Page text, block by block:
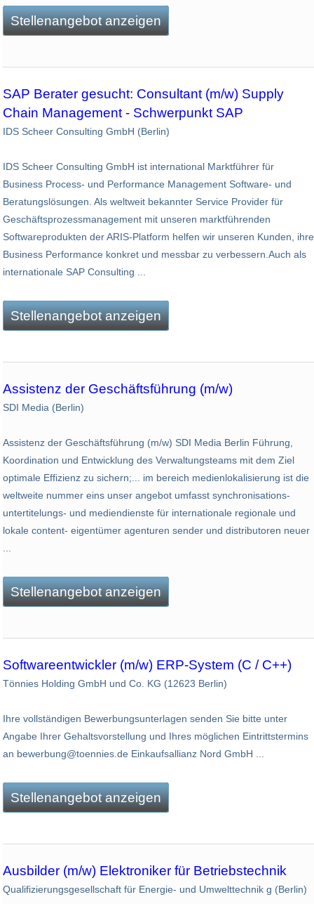
Stellenangebot anzeigen
SAP Berater gesucht: Consultant (m/w) Supply
Chain Management - Schwerpunkt SAP
IDS Scheer Consulting GmbH (Berlin)
IDS Scheer Consulting GmbH ist international Marktführer für
Business Process- und Performance Management Software- und
Beratungslösungen. Als weltweit bekannter Service Provider für
Geschäftsprozessmanagement mit unseren marktführenden
Softwareprodukten der ARIS-Platform helfen wir unseren Kunden, ihre
Business Performance konkret und messbar zu verbessern.Auch als
internationale SAP Consulting ...
Stellenangebot anzeigen
Assistenz der Geschäftsführung (m/w)
SDI Media (Berlin)
Assistenz der Geschäftsführung (m/w) SDI Media Berlin Führung,
Koordination und Entwicklung des Verwaltungsteams mit dem Ziel
optimale Effizienz zu sichern;... im bereich medienlokalisierung ist die
weltweite nummer eins unser angebot umfasst synchronisations-
untertitelungs- und mediendienste für internationale regionale und
lokale content- eigentümer agenturen sender und distributoren neuer
Stellenangebot anzeigen
Softwareentwickler (m/w) ERP-System (C / C++)
Tönnies Holding GmbH und Co. KG (12623 Berlin)
Ihre vollständigen Bewerbungsunterlagen senden Sie bitte unter
Angabe Ihrer Gehaltsvorstellung und Ihres möglichen Eintrittstermins
an bewerbung@toennies.de Einkaufsallianz Nord GmbH ...
Stellenangebot anzeigen
Ausbilder (m/w) Elektroniker für Betriebstechnik
Qualifizierungsgesellschaft für Energie- und Umwelttechnik g (Berlin)